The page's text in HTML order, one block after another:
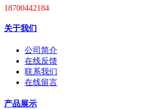
18700442184
关于我们
公司简介
在线反馈
联系我们
在线留言
产品展示